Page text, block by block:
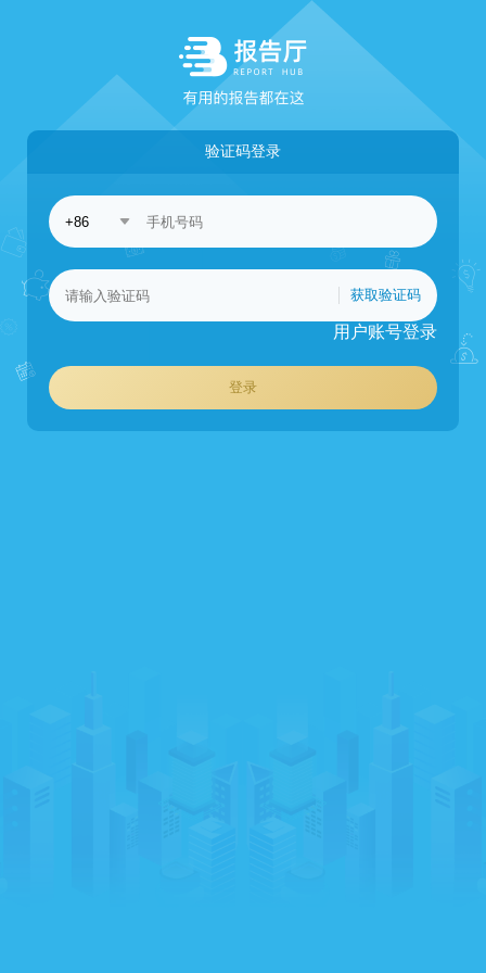
验证码登录
获取验证码
用户账号登录
登录